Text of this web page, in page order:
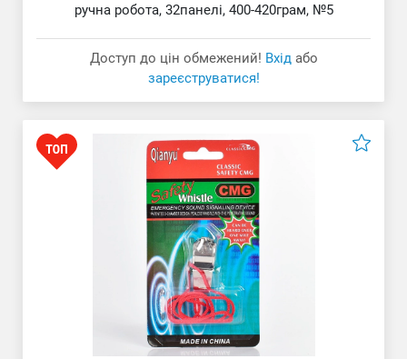
ручна робота, 32панелі, 400-420грам, №5
Доступ до цін обмежений! Вхід або
зареєструватися!